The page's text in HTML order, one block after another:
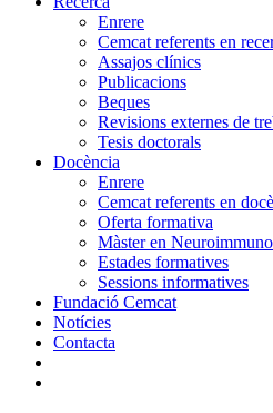
Enrere
Cemcat referents en
Assajos clínics
Publicacions
Beques
Revisions externes de
Tesis doctorals
Docència
Enrere
Cemcat referents en
Oferta formativa
Màster en
Estades formatives
Sessions informatives
Fundació Cemcat
Notícies
Contacta